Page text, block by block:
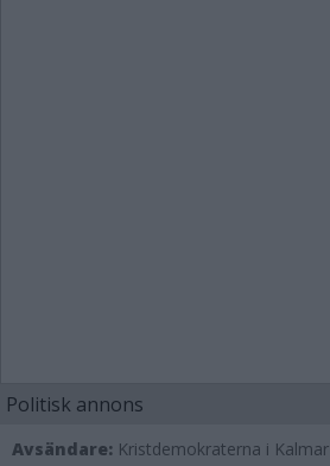
Politisk annons
Avsändare: Kristdemokraterna i Kalmar